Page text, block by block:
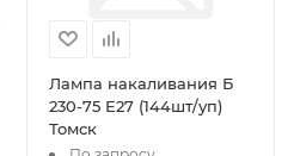
Лампа накаливания Б
230-75 Е27 (144шт/уп)
Томск